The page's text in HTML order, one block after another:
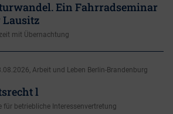
Ein Fahrradseminar
Lausitz
mit Übernachtung
Arbeit und Leben Berlin-Brandenburg
l
für betriebliche Interessenvertretung